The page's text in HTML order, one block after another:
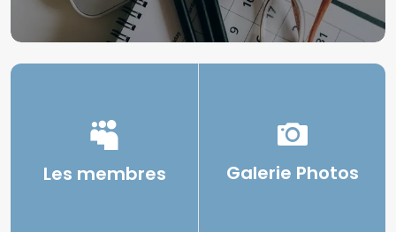
Les membres Galerie Photos